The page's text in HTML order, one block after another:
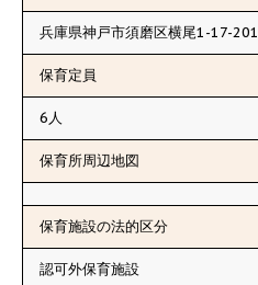
兵庫県神戸市須磨区横尾1-17-201
保育定員
6人
保育所周辺地図
保育施設の法的区分
認可外保育施設